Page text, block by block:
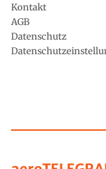
Kontakt
AGB
Datenschutz